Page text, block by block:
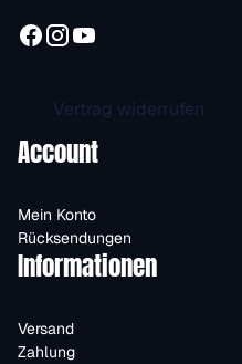
Vertrag widerrufen
Account
Mein Konto
Rücksendungen
Informationen
Versand
Zahlung